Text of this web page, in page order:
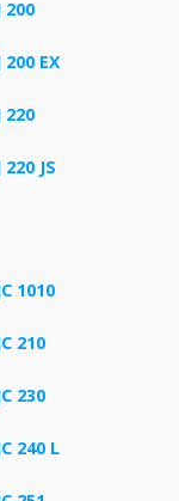
200
200 EX
220
JS
1010
210
230
240 L